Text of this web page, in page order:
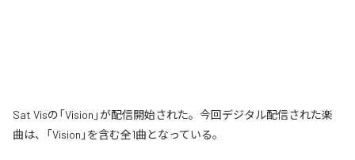
Sat Visの「Vision」が配信開始された。今回デジタル配信された楽
曲は、「Vision」を含む全1曲となっている。